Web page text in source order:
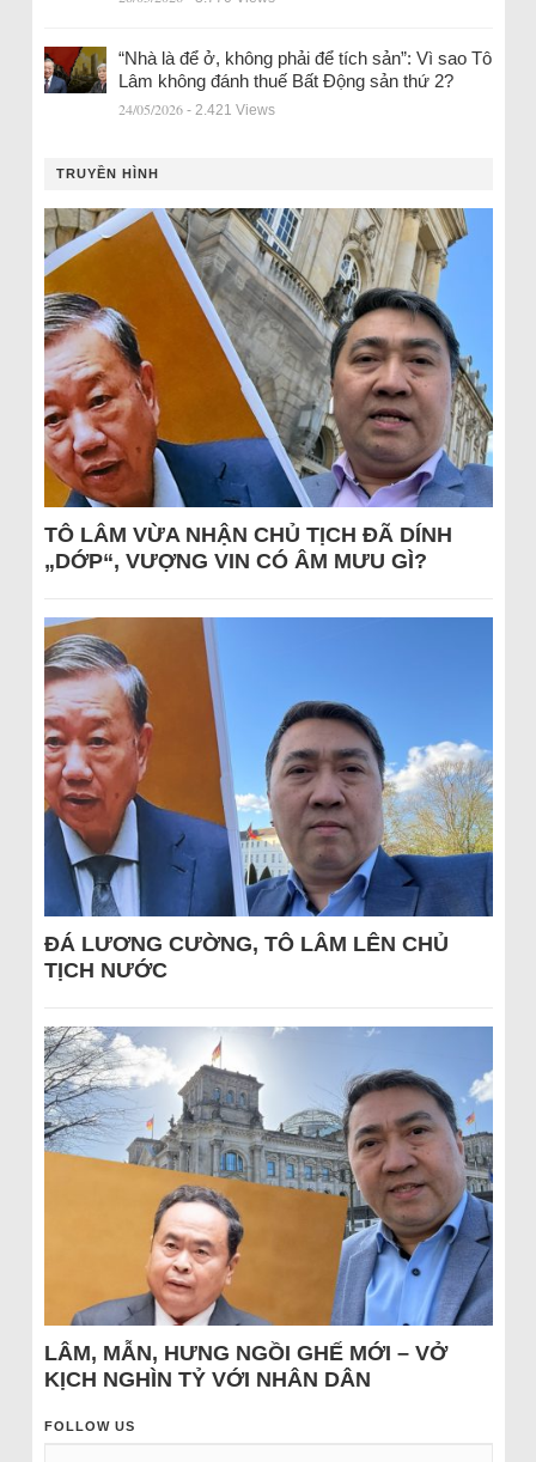
“Nhà là để ở, không phải để tích sản”: Vì sao Tô
Lâm không đánh thuế Bất Động sản thứ 2?
24/05/2026 - 2.421 Views
TRUYỀN HÌNH
TÔ LÂM VỪA NHẬN CHỦ TỊCH ĐÃ DÍNH
„DỚP“, VƯỢNG VIN CÓ ÂM MƯU GÌ?
ĐÁ LƯƠNG CƯỜNG, TÔ LÂM LÊN CHỦ
TỊCH NƯỚC
LÂM, MẪN, HƯNG NGỒI GHẾ MỚI – VỞ
KỊCH NGHÌN TỶ VỚI NHÂN DÂN
FOLLOW US